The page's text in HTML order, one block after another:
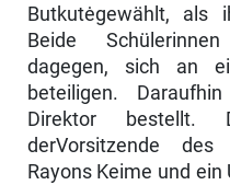
Butkutėgewählt, als
Beide
dagegen, sich an
beteiligen.
Direktor bestellt.
derVorsitzende des
Rayons Keime und